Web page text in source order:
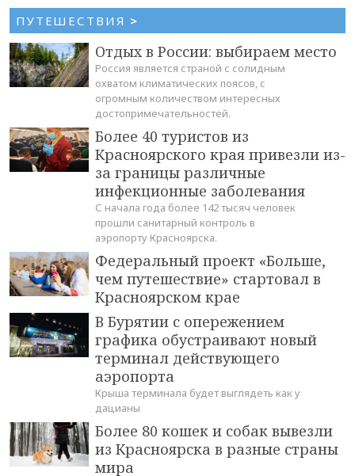
ПУТЕШЕСТВИЯ >
Отдых в России: выбираем место
Россия является страной с солидным
охватом климатических поясов, с
огромным количеством интересных
достопримечательностей.
Более 40 туристов из
Красноярского края привезли из-
за границы различные
инфекционные заболевания
С начала года более 142 тысяч человек
прошли санитарный контроль в
аэропорту Красноярска.
Федеральный проект «Больше,
чем путешествие» стартовал в
Красноярском крае
В Бурятии с опережением
графика обустраивают новый
терминал действующего
аэропорта
Крыша терминала будет выглядеть как у
дацианы
Более 80 кошек и собак вывезли
из Красноярска в разные страны
мира